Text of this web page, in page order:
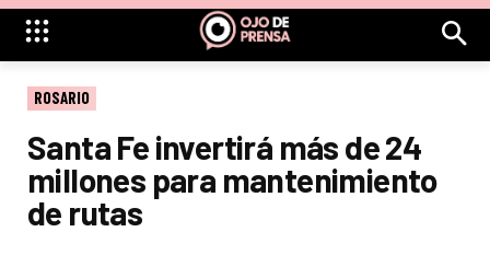
ROSARIO
Santa Fe invertirá más de 24
millones para mantenimiento
de rutas